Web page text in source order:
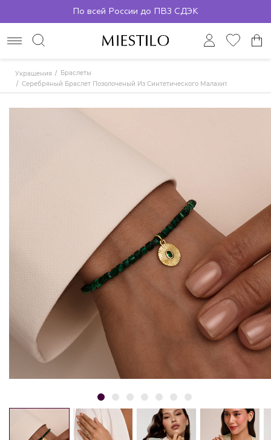
По всей России до ПВЗ СДЭК
Украшения
Браслеты
Серебряный Браслет Позолоченый Из Синтетического Малахита С